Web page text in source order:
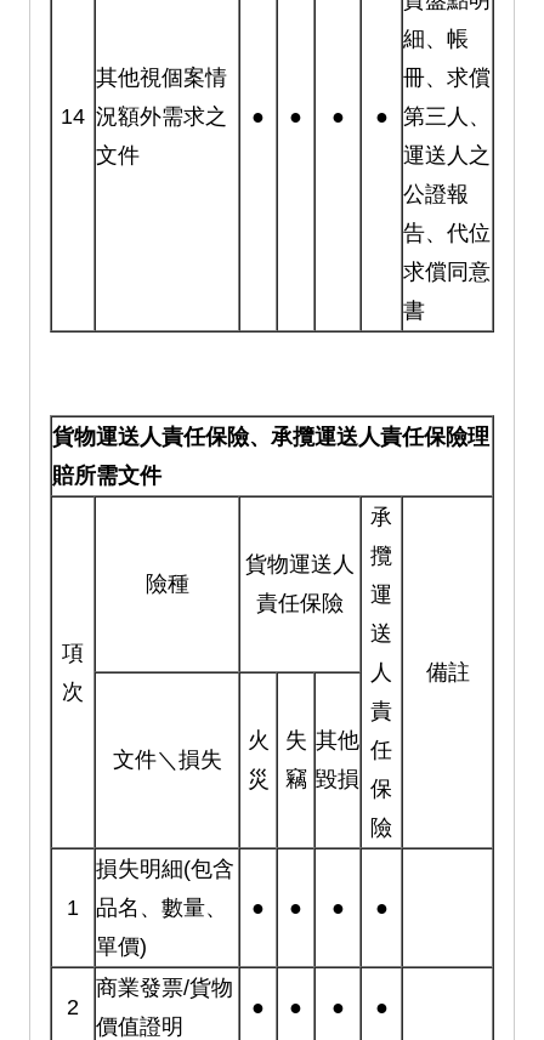
14
其他視個案情
況額外需求之
文件
● ● ● ●
細、帳
冊、求償
第三人、
運送人之
公證報
告、代位
求償同意
書
貨物運送人責任保險、承攬運送人責任保險理
賠所需文件
項
次
險種
貨物運送人
責任保險
承
攬
運
送
人
責
任
保
險
備註
文件＼損失
火
災
失
竊
其他
毀損
1
損失明細(包含
品名、數量、
單價)
● ● ● ●
2
商業發票/貨物
價值證明
● ● ● ●